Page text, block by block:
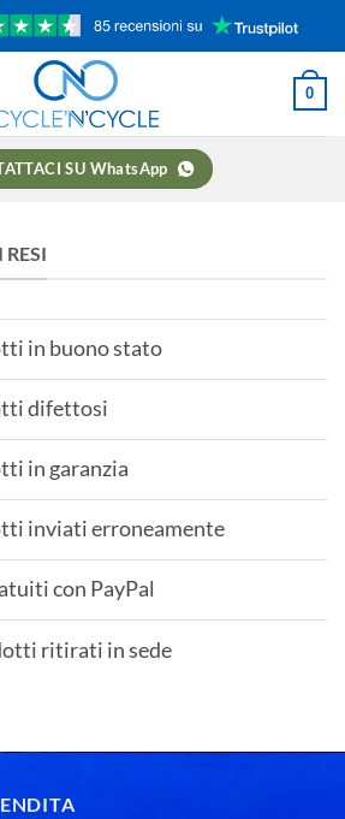
0
SU WhatsApp
in buono stato
difettosi
in garanzia
inviati erroneamente
con PayPal
ritirati in sede